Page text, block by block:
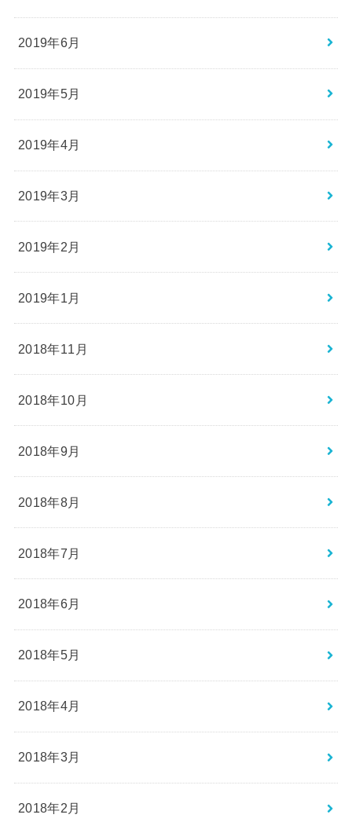
2019年6月
2019年5月
2019年4月
2019年3月
2019年2月
2019年1月
2018年11月
2018年10月
2018年9月
2018年8月
2018年7月
2018年6月
2018年5月
2018年4月
2018年3月
2018年2月